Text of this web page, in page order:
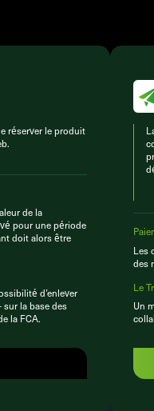
réserver le produit
de la
pour une période
doit alors être
d’enlever
la base des
la FCA.
Les
des
Le
Un